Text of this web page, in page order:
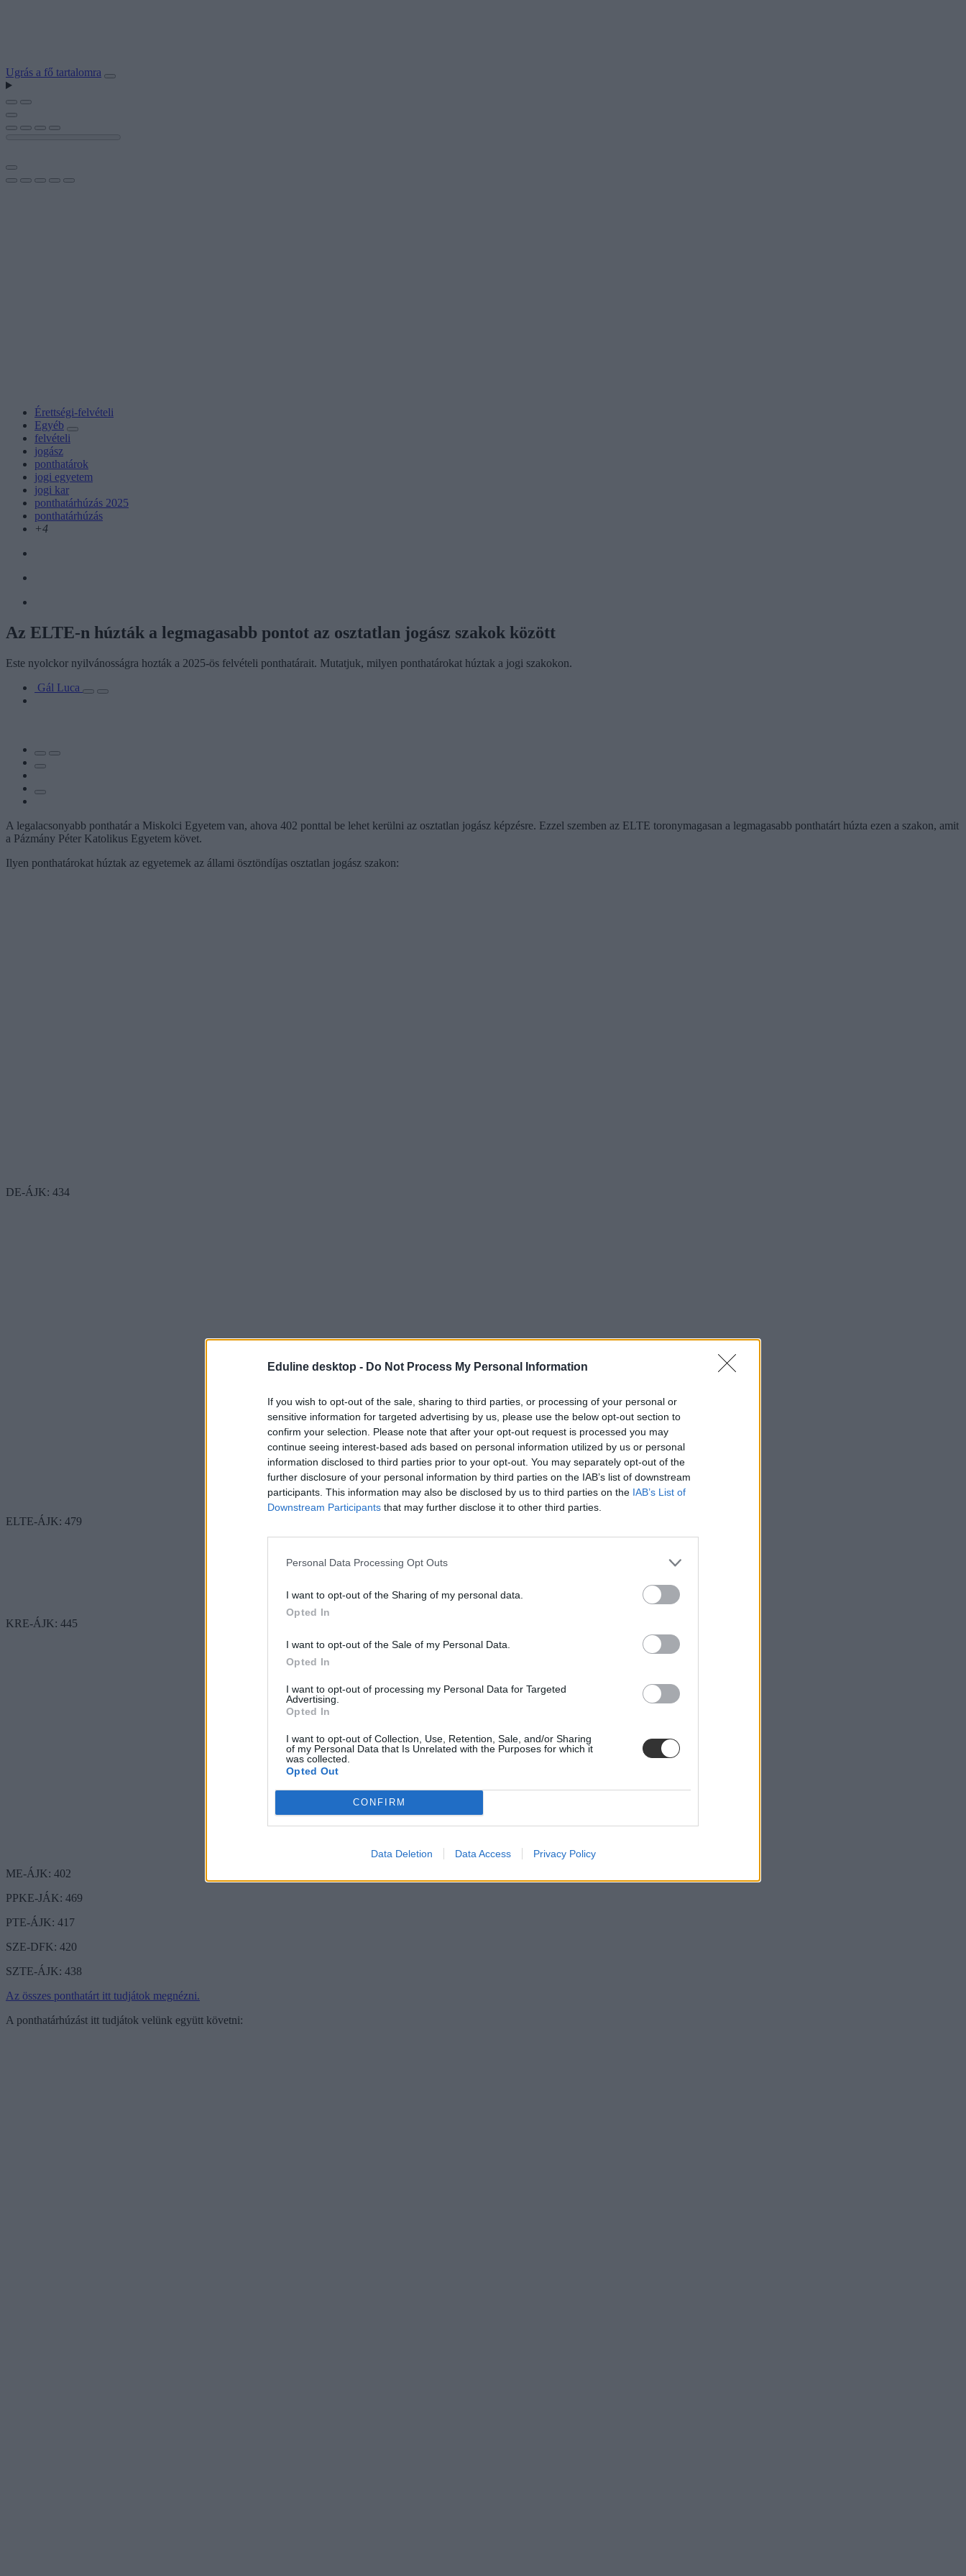
Eduline desktop - Do Not Process My Personal Information
If you wish to opt-out of the sale, sharing to third parties, or processing of your personal or
sensitive information for targeted advertising by us, please use the below opt-out section to
confirm your selection. Please note that after your opt-out request is processed you may
continue seeing interest-based ads based on personal information utilized by us or personal
information disclosed to third parties prior to your opt-out. You may separately opt-out of the
further disclosure of your personal information by third parties on the IAB’s list of downstream
participants. This information may also be disclosed by us to third parties on the IAB’s List of
Downstream Participants that may further disclose it to other third parties.
Personal Data Processing Opt Outs
I want to opt-out of the Sharing of my personal data.
Opted In
I want to opt-out of the Sale of my Personal Data.
Opted In
I want to opt-out of processing my Personal Data for Targeted
Advertising.
Opted In
I want to opt-out of Collection, Use, Retention, Sale, and/or Sharing
of my Personal Data that Is Unrelated with the Purposes for which it
was collected.
Opted Out
CONFIRM
Data Deletion Data Access Privacy Policy
Ugrás a fő tartalomra
Érettségi-felvételi
Egyéb
felvételi
jogász
ponthatárok
jogi egyetem
jogi kar
ponthatárhúzás 2025
ponthatárhúzás
+4
Az ELTE-n húzták a legmagasabb pontot az osztatlan jogász szakok között
Este nyolckor nyilvánosságra hozták a 2025-ös felvételi ponthatárait. Mutatjuk, milyen ponthatárokat húztak a jogi szakokon.
Gál Luca
A legalacsonyabb ponthatár a Miskolci Egyetem van, ahova 402 ponttal be lehet kerülni az osztatlan jogász képzésre. Ezzel szemben az ELTE toronymagasan a legmagasabb ponthatárt húzta ezen a szakon, amit
a Pázmány Péter Katolikus Egyetem követ.
Ilyen ponthatárokat húztak az egyetemek az állami ösztöndíjas osztatlan jogász szakon:
DE-ÁJK: 434
ELTE-ÁJK: 479
KRE-ÁJK: 445
ME-ÁJK: 402
PPKE-JÁK: 469
PTE-ÁJK: 417
SZE-DFK: 420
SZTE-ÁJK: 438
Az összes ponthatárt itt tudjátok megnézni.
A ponthatárhúzást itt tudjátok velünk együtt követni: